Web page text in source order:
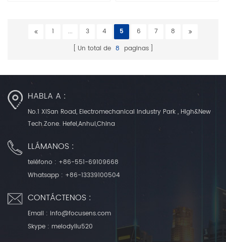
diámetro
1 ... 3 4 5 6 7
8
Un total de 8 paginas
HABLA A :
No.1 XiSan Road, Electromechanical Industry Park , High&New
Tech.Zone. Hefei,Anhui,China
LLÁMANOS :
teléfono : +86-551-69109668
Whatsapp : +86-13339100504
CONTÁCTENOS :
Email : info@focusens.com
Skype : melodyliu520